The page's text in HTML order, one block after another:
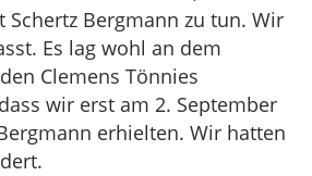
Bergmann zu tun. Wir
Es lag wohl an dem
Clemens Tönnies
wir erst am 2. September
erhielten. Wir hatten